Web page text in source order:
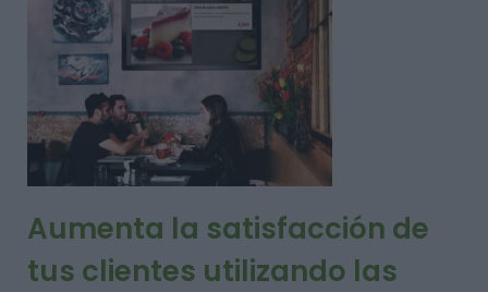
Aumenta la satisfacción de
tus clientes utilizando las